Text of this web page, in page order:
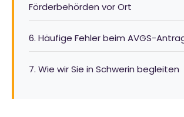
Förderbehörden vor Ort
6. Häufige Fehler beim AVGS-
7. Wie wir Sie in Schwerin begleiten